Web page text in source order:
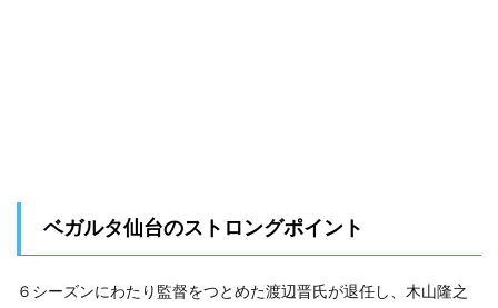
ベガルタ仙台のストロングポイント
６シーズンにわたり監督をつとめた渡辺晋氏が退任し、木山隆之